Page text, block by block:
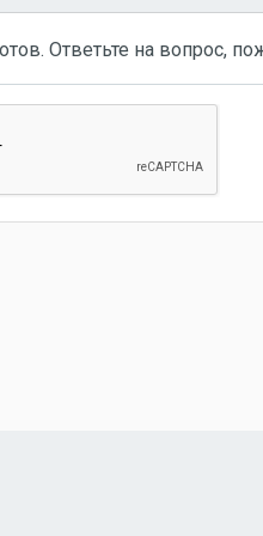
Ответьте на вопрос,